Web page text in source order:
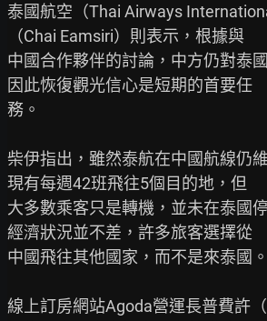
泰國航空（Thai Airways
（Chai Eamsiri）則表示，根據與
中國合作夥伴的討論，中方仍對泰
因此恢復觀光信心是短期的首要任
務。
柴伊指出，雖然泰航在中國航線仍
現有每週42班飛往5個目的地，但
大多數乘客只是轉機，並未在泰國
經濟狀況並不差，許多旅客選擇從
中國飛往其他國家，而不是來泰國。
線上訂房網站Agoda營運長普費許（